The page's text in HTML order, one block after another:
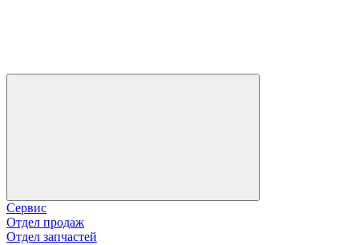
Сервис
Отдел продаж
Отдел запчастей